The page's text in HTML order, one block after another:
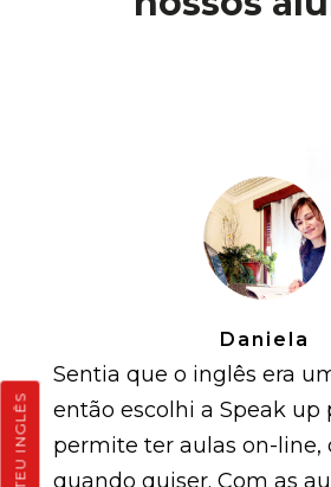
Daniela
Sentia que o inglês era
então escolhi a Speak up
permite ter aulas on-line,
quando quiser. Com as